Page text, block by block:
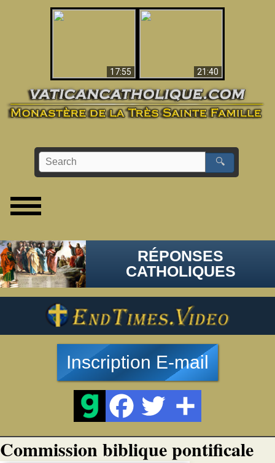
17:55
21:40
🔍
RÉPONSES
CATHOLIQUES
Inscription E-mail
Commission biblique pontificale